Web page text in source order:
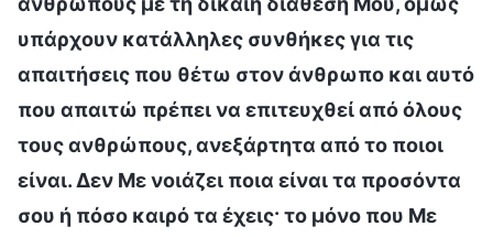
υπάρχουν κατάλληλες συνθήκες για τις
απαιτήσεις που θέτω στον άνθρωπο και αυτό
που απαιτώ πρέπει να επιτευχθεί από όλους
τους ανθρώπους, ανεξάρτητα από το ποιοι
είναι. Δεν Με νοιάζει ποια είναι τα προσόντα
σου ή πόσο καιρό τα έχεις· το μόνο που Με